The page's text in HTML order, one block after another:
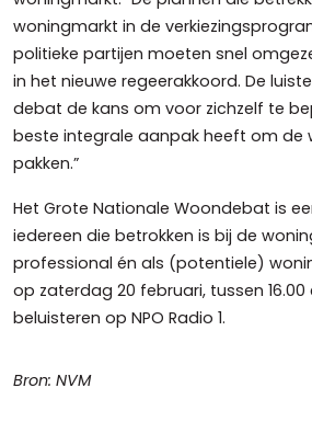
woningmarkt in de
politieke partijen moeten snel
in het nieuwe regeerakkoord. De
debat de kans om voor zichzelf te
beste integrale aanpak heeft om de
pakken.”
Het Grote Nationale Woondebat is
iedereen die betrokken is bij de
professional én als (potentiele)
op zaterdag 20 februari, tussen 16.00
beluisteren op NPO Radio 1.
Bron: NVM